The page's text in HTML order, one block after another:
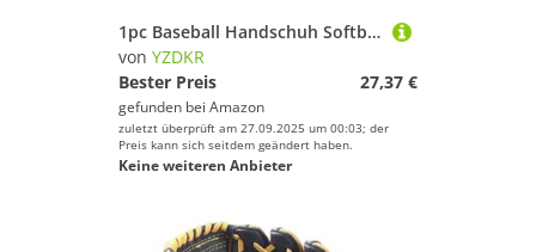
1pc Baseball Handschuh Softball Übung Ausrüstung Größe 9,5/10,5/11,5/12,5 Erwachsene Zug Liefert Outdoor Sport für Baseball(Brown,11.5 inch)
von YZDKR
Bester Preis
27,37 €
gefunden bei Amazon
zuletzt überprüft am 27.09.2025 um 00:03; der
Preis kann sich seitdem geändert haben.
Keine weiteren Anbieter